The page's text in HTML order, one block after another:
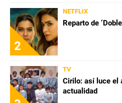
2
NETFLIX
Reparto de
TV
Cirilo: así luce el
actualidad